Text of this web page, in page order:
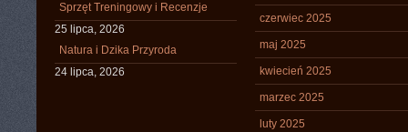
Sprzęt Treningowy i Recenzje
25 lipca, 2026
Natura i Dzika Przyroda
24 lipca, 2026
czerwiec 2025
maj 2025
kwiecień 2025
marzec 2025
luty 2025